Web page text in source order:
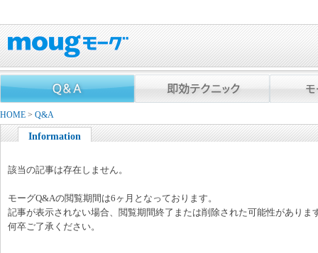
HOME > Q&A
Information
該当の記事は存在しません。
モーグQ&Aの閲覧期間は6ヶ月となっております。
記事が表示されない場合、閲覧期間終了または削除された可能性がありま
何卒ご了承ください。